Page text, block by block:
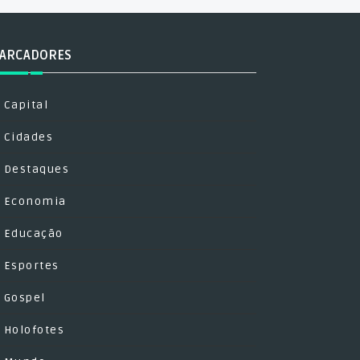
Capital
Cidades
Destaques
Economia
Educação
Esportes
Gospel
Holofotes